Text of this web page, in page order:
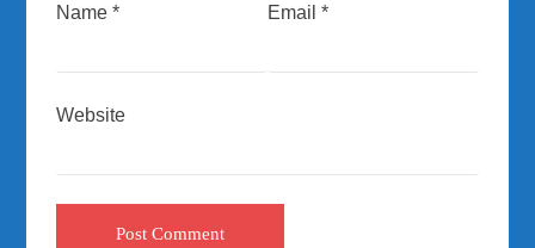
Name* Email *
Website